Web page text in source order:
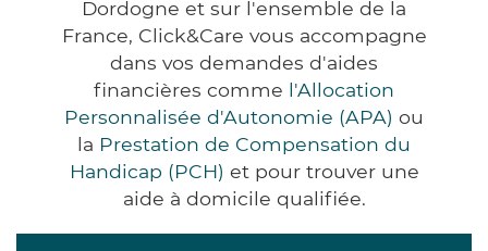
Dordogne et sur l'ensemble de la
France, Click&Care vous accompagne
dans vos demandes d'aides
financières comme l'Allocation
Personnalisée d'Autonomie (APA) ou
la Prestation de Compensation du
Handicap (PCH) et pour trouver une
aide à domicile qualifiée.